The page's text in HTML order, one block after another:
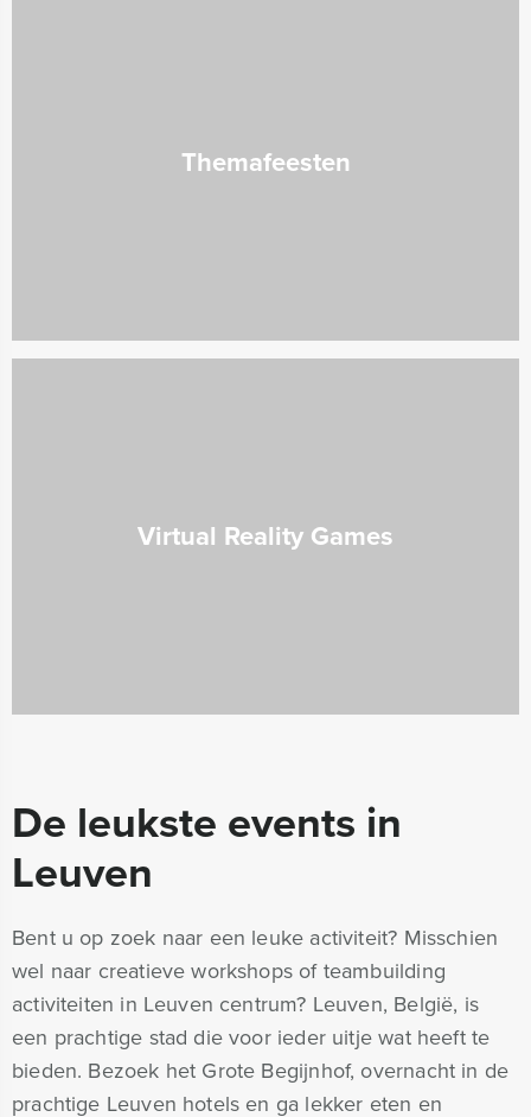
Themafeesten
Virtual Reality Games
De leukste events in
Leuven
Bent u op zoek naar een leuke activiteit? Misschien
wel naar creatieve workshops of teambuilding
activiteiten in Leuven centrum? Leuven, België, is
een prachtige stad die voor ieder uitje wat heeft te
bieden. Bezoek het Grote Begijnhof, overnacht in de
prachtige Leuven hotels en ga lekker eten en